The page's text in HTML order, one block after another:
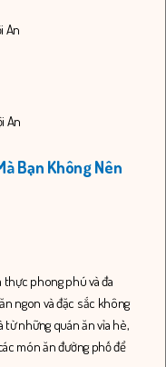
An
An
Bạn Không Nên
phong phú và đa
ngon và đặc sắc không
từ những quán ăn vỉa hè,
món ăn đường phố để